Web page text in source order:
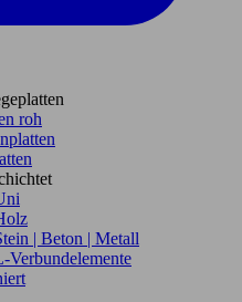
roh
| Beton | Metall
Verbundelemente